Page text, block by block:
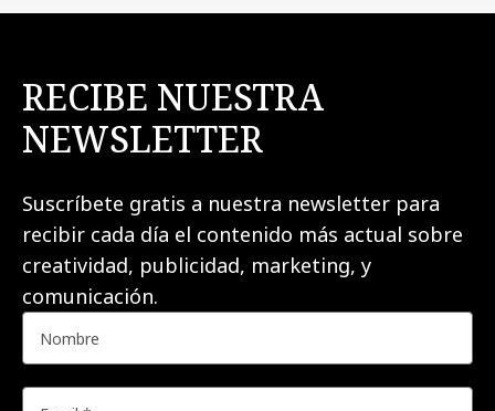
RECIBE NUESTRA
NEWSLETTER
Suscríbete gratis a nuestra newsletter para
recibir cada día el contenido más actual sobre
creatividad, publicidad, marketing, y
comunicación.